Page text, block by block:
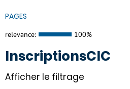
PAGES
relevance: 100%
InscriptionsCIC
Afficher le filtrage